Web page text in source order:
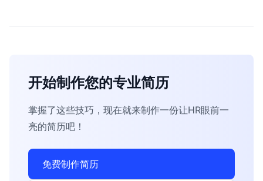
开始制作您的专业简历
掌握了这些技巧，现在就来制作一份让HR眼前一
亮的简历吧！
免费制作简历